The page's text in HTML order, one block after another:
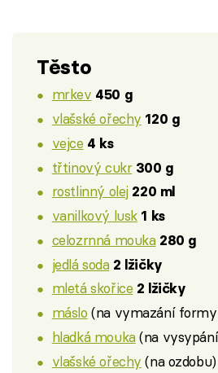
Těsto
mrkev 450 g
vlašské ořechy 120 g
vejce 4 ks
třtinový cukr 300 g
rostlinný olej 220 ml
vanilkový lusk 1 ks
celozrnná mouka 280 g
jedlá soda 2 lžičky
mletá skořice 2 lžičky
máslo (na vymazání
hladká mouka(na
vlašské ořechy (na ozdobu)